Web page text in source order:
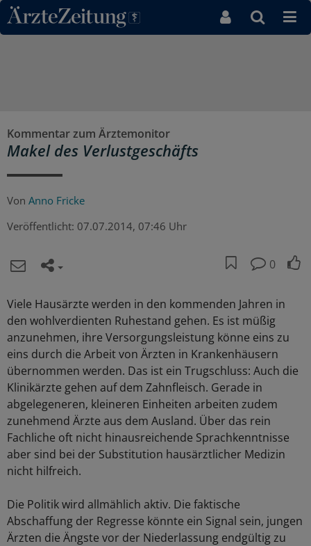
Direkt zum Inhaltsbereich
Kommentar zum Ärztemonitor
Makel des Verlustgeschäfts
Von Anno Fricke
Veröffentlicht: 07.07.2014, 07:46 Uhr
0
Viele Hausärzte werden in den kommenden Jahren in
den wohlverdienten Ruhestand gehen. Es ist müßig
anzunehmen, ihre Versorgungsleistung könne eins zu
eins durch die Arbeit von Ärzten in Krankenhäusern
übernommen werden. Das ist ein Trugschluss: Auch die
Klinikärzte gehen auf dem Zahnfleisch. Gerade in
abgelegeneren, kleineren Einheiten arbeiten zudem
zunehmend Ärzte aus dem Ausland. Über das rein
Fachliche oft nicht hinausreichende Sprachkenntnisse
aber sind bei der Substitution hausärztlicher Medizin
nicht hilfreich.
Die Politik wird allmählich aktiv. Die faktische
Abschaffung der Regresse könnte ein Signal sein, jungen
Ärzten die Ängste vor der Niederlassung endgültig zu